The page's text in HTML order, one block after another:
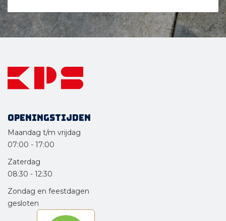
Openingstijden
Maandag t/m vrijdag
07:00 - 17:00
Zaterdag
08:30 - 12:30
Zondag en feestdagen
gesloten